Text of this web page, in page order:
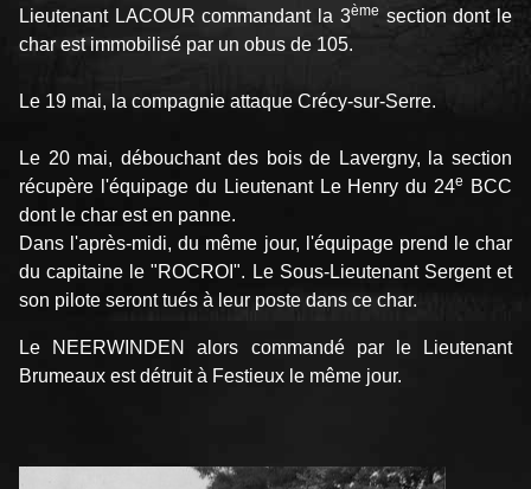
Lieutenant LACOUR commandant la 3èmesection dont le
char est immobilisé par un obus de 105.
Le 19 mai, la compagnie attaque Crécy-sur-Serre.
Le 20 mai, débouchant des bois de Lavergny, la section
récupère l'équipage du Lieutenant Le Henry du 24e
BCC
dont le char est en panne.
Dans l'après-midi, du même jour, l'équipage prend le char
du capitaine le "ROCROI". Le Sous-Lieutenant Sergent et
son pilote seront tués à leur poste dans ce char.
Le NEERWINDEN alors commandé par le Lieutenant
Brumeaux est détruit à Festieux le même jour.